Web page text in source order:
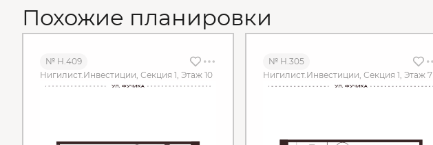
Похожие планировки
№ Н.409
Нигилист.Инвестиции, Секция 1, Этаж 10
№ Н.305
Нигилист.Инвестиции, Секция 1, Этаж 7